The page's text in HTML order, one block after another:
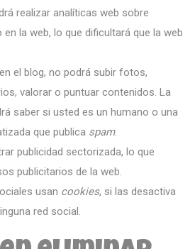
realizar analíticas web sobre
la web, lo que dificultará que la web
el blog, no podrá subir fotos,
valorar o puntuar contenidos. La
saber si usted es un humano o una
que publica spam.
publicidad sectorizada, lo que
publicitarios de la web.
usan cookies, si las desactiva
red social.